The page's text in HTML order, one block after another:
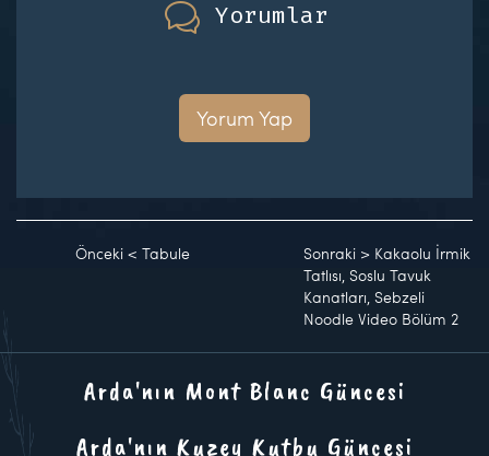
Yorumlar
Yorum Yap
Önceki < Tabule Sonraki > Kakaolu İrmik
Tatlısı, Soslu Tavuk
Kanatları, Sebzeli
Noodle Video Bölüm 2
Arda'nın Mont Blanc Güncesi
Arda'nın Kuzey Kutbu Güncesi